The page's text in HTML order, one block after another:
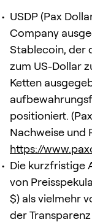
USDP (Pax
Company
Stablecoin, der
zum US-Dollar
Ketten
positioniert.
Nachweise und
https://
Die kurzfristige
von
$) als vielmehr
der